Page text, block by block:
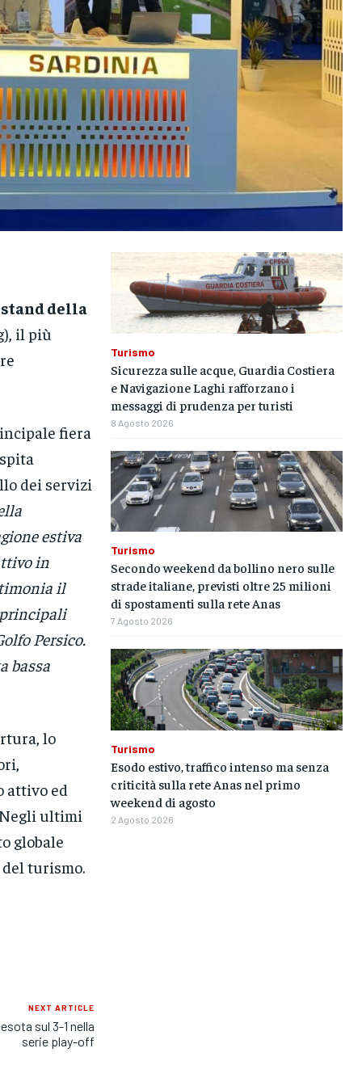
stand della
il più
fiera
dei servizi
estiva
in
il
principali
Persico.
bassa
lo
attivo ed
ultimi
globale
turismo.
NEXT ARTICLE
sul 3-1 nella
serie play-off
Turismo
Sicurezza sulle acque, Guardia Costiera
e Navigazione Laghi rafforzano i
messaggi di prudenza per turisti
8 Agosto 2026
Turismo
Secondo weekend da bollino nero sulle
strade italiane, previsti oltre 25 milioni
di spostamenti sulla rete Anas
7 Agosto 2026
Turismo
Esodo estivo, traffico intenso ma senza
criticità sulla rete Anas nel primo
weekend di agosto
2 Agosto 2026